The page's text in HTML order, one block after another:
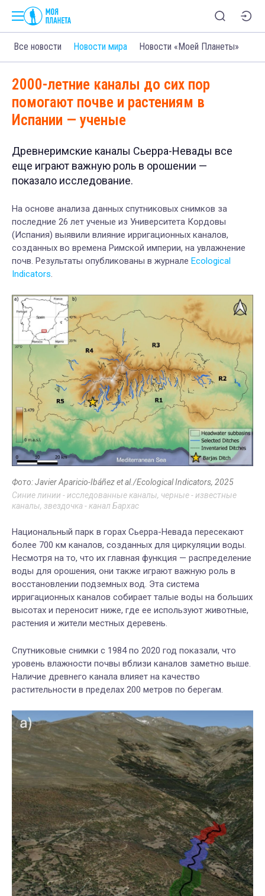
Все новости Новости мира Новости «Моей Планеты»
2000-летние каналы до сих пор
помогают почве и растениям в
Испании — ученые
Древнеримские каналы Сьерра-Невады все
еще играют важную роль в орошении —
показало исследование.
На основе анализа данных спутниковых снимков за
последние 26 лет ученые из Университета Кордовы
(Испания) выявили влияние ирригационных каналов,
созданных во времена Римской империи, на увлажнение
почв. Результаты опубликованы в журнале Ecological
Indicators.
Фото: Javier Aparicio-Ibáñez et al./Ecological Indicators, 2025
Синие линии - исследованные каналы, черные - известные
каналы, звездочка - канал Бархас
Национальный парк в горах Сьерра-Невада пересекают
более 700 км каналов, созданных для циркуляции воды.
Несмотря на то, что их главная функция — распределение
воды для орошения, они также играют важную роль в
восстановлении подземных вод. Эта система
ирригационных каналов собирает талые воды на больших
высотах и переносит ниже, где ее используют животные,
растения и жители местных деревень.
Спутниковые снимки с 1984 по 2020 год показали, что
уровень влажности почвы вблизи каналов заметно выше.
Наличие древнего канала влияет на качество
растительности в пределах 200 метров по берегам.